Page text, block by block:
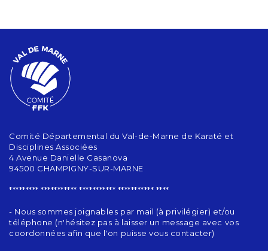
Comité Départemental du Val-de-Marne de Karaté et
Disciplines Associées
4 Avenue Danielle Casanova
94500 CHAMPIGNY-SUR-MARNE
********* *********** *********** *********** ****
- Nous sommes joignables par mail (à privilégier) et/ou
téléphone (n'hésitez pas à laisser un message avec vos
coordonnées afin que l'on puisse vous contacter)